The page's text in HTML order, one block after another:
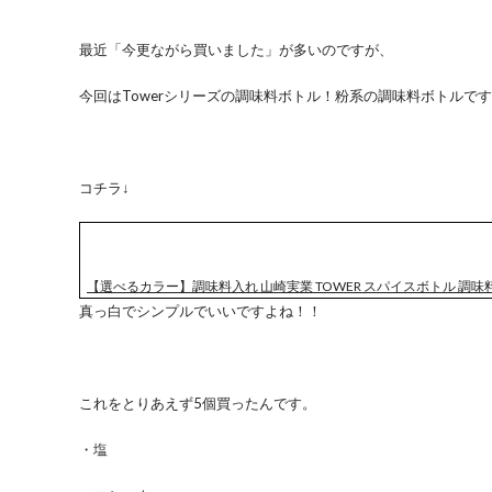
最近「今更ながら買いました」が多いのですが、
今回はTowerシリーズの調味料ボトル！粉系の調味料ボトルです
コチラ↓
【選べるカラー】調味料入れ 山崎実業 TOWER スパイスボトル 調味
真っ白でシンプルでいいですよね！！
これをとりあえず5個買ったんです。
・塩